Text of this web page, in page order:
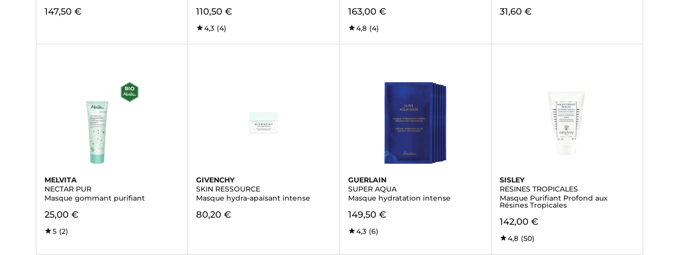
147,50 € 110,50 €
4,3 (4)
163,00 €
4,8 (4)
31,60 €
MELVITA
NECTAR PUR
Masque gommant purifiant
25,00 €
5 (2)
GIVENCHY
SKIN RESSOURCE
Masque hydra-apaisant intense
80,20 €
GUERLAIN
SUPER AQUA
Masque hydratation intense
149,50 €
4,3 (6)
SISLEY
RESINES TROPICALES
Masque Purifiant Profond aux
Résines Tropicales
142,00 €
4,8 (50)